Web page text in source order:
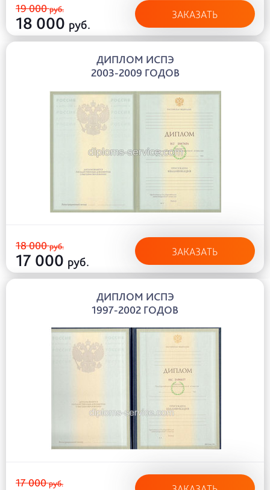
19 000руб.
18 000 руб.
ЗАКАЗАТЬ
ДИПЛОМ ИСПЭ
2003-2009 ГОДОВ
18 000руб.
17 000 руб.
ЗАКАЗАТЬ
ДИПЛОМ ИСПЭ
1997-2002 ГОДОВ
17 000руб.